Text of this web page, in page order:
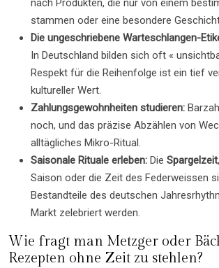
nach Produkten, die nur von einem
stammen oder eine besondere
Die ungeschriebene Warteschlangen-
In Deutschland bilden sich oft «
Respekt für die Reihenfolge ist ein tief
kultureller Wert.
Zahlungsgewohnheiten studieren:
noch, und das präzise Abzählen von
alltägliches Mikro-Ritual.
Saisonale Rituale erleben: Die Spargelzeit
Saison oder die Zeit des Federweissen
Bestandteile des deutschen
Markt zelebriert werden.
Wie fragt man Metzger oder
Rezepten ohne Zeit zu stehlen?